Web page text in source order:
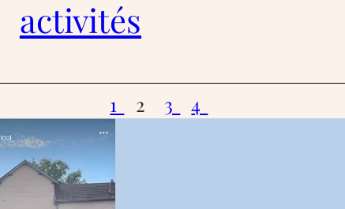
activités
1 2 3 4